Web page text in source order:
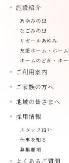
施設紹介
あゆみの里
なごみの里
リガールあゆみ
友遊ホーム・ホー
ホームのどか・ホ
ご利用案内
ご家族の方へ
地域の皆さまへ
採用情報
スタッフ紹介
仕事を知る
募集要項
よくあるご質問